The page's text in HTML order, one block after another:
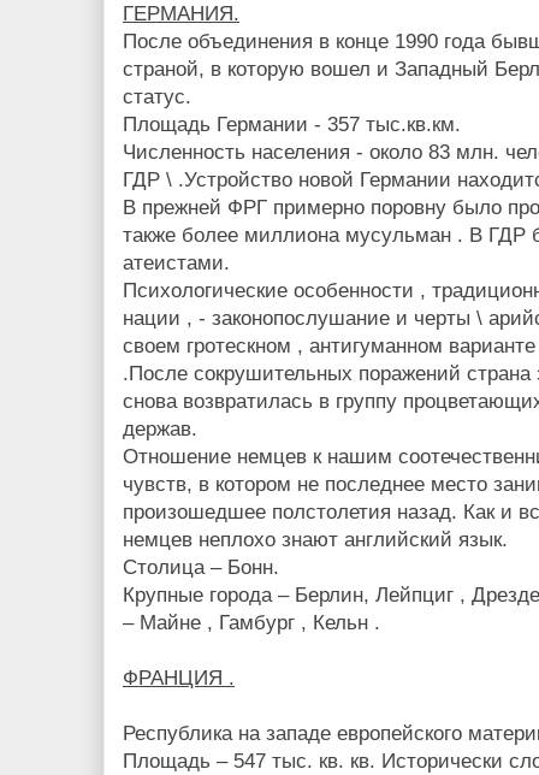
ГЕРМАНИЯ.
После объединения в конце 1990 года
страной, в которую вошел и Западный
статус.
Площадь Германии - 357 тыс.кв.км.
Численность населения - около 83 млн.
ГДР \ .Устройство новой Германии
В прежней ФРГ примерно поровну было
также более миллиона мусульман . В ГДР
атеистами.
Психологические особенности ,
нации , - законопослушание и черты \
своем гротескном , антигуманном
.После сокрушительных поражений страна
снова возвратилась в группу
держав.
Отношение немцев к нашим
чувств, в котором не последнее место
произошедшее полстолетия назад. Как и
немцев неплохо знают английский язык.
Столица – Бонн.
Крупные города – Берлин, Лейпциг ,
– Майне , Гамбург , Кельн .
ФРАНЦИЯ .
Республика на западе европейского
Площадь – 547 тыс. кв. кв. Исторически